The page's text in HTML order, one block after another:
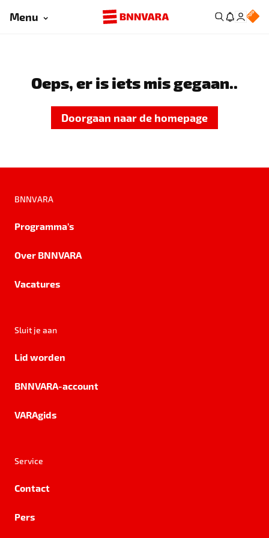
Menu
Oeps, er is iets mis gegaan..
Doorgaan naar de homepage
BNNVARA
Programma's
Over BNNVARA
Vacatures
Sluit je aan
Lid worden
BNNVARA-account
VARAgids
Service
Contact
Pers